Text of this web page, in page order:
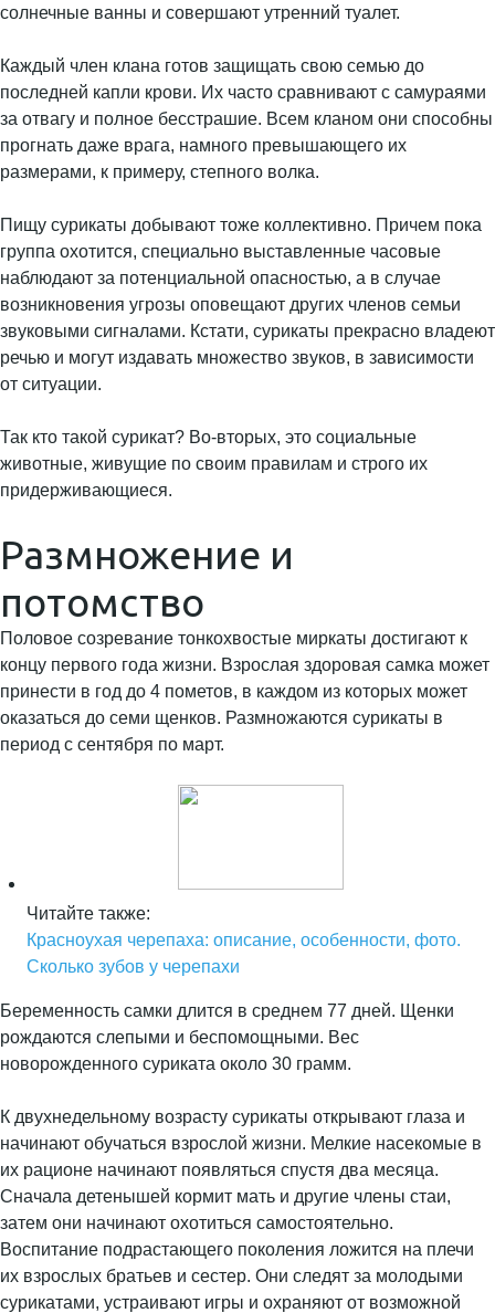
солнечные ванны и совершают утренний туалет.
Каждый член клана готов защищать свою семью до
последней капли крови. Их часто сравнивают с самураями
за отвагу и полное бесстрашие. Всем кланом они способны
прогнать даже врага, намного превышающего их
размерами, к примеру, степного волка.
Пищу сурикаты добывают тоже коллективно. Причем пока
группа охотится, специально выставленные часовые
наблюдают за потенциальной опасностью, а в случае
возникновения угрозы оповещают других членов семьи
звуковыми сигналами. Кстати, сурикаты прекрасно владеют
речью и могут издавать множество звуков, в зависимости
от ситуации.
Так кто такой сурикат? Во-вторых, это социальные
животные, живущие по своим правилам и строго их
придерживающиеся.
Размножение и
потомство
Половое созревание тонкохвостые миркаты достигают к
концу первого года жизни. Взрослая здоровая самка может
принести в год до 4 пометов, в каждом из которых может
оказаться до семи щенков. Размножаются сурикаты в
период с сентября по март.
Читайте также:
Красноухая черепаха: описание, особенности, фото.
Сколько зубов у черепахи
Беременность самки длится в среднем 77 дней. Щенки
рождаются слепыми и беспомощными. Вес
новорожденного суриката около 30 грамм.
К двухнедельному возрасту сурикаты открывают глаза и
начинают обучаться взрослой жизни. Мелкие насекомые в
их рационе начинают появляться спустя два месяца.
Сначала детенышей кормит мать и другие члены стаи,
затем они начинают охотиться самостоятельно.
Воспитание подрастающего поколения ложится на плечи
их взрослых братьев и сестер. Они следят за молодыми
сурикатами, устраивают игры и охраняют от возможной